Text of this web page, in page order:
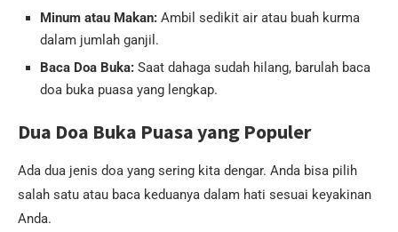
Minum atau Makan: Ambil sedikit air atau buah kurma
dalam jumlah ganjil.
Baca Doa Buka: Saat dahaga sudah hilang, barulah baca
doa buka puasa yang lengkap.
Dua Doa Buka Puasa yang Populer
Ada dua jenis doa yang sering kita dengar. Anda bisa pilih
salah satu atau baca keduanya dalam hati sesuai keyakinan
Anda.